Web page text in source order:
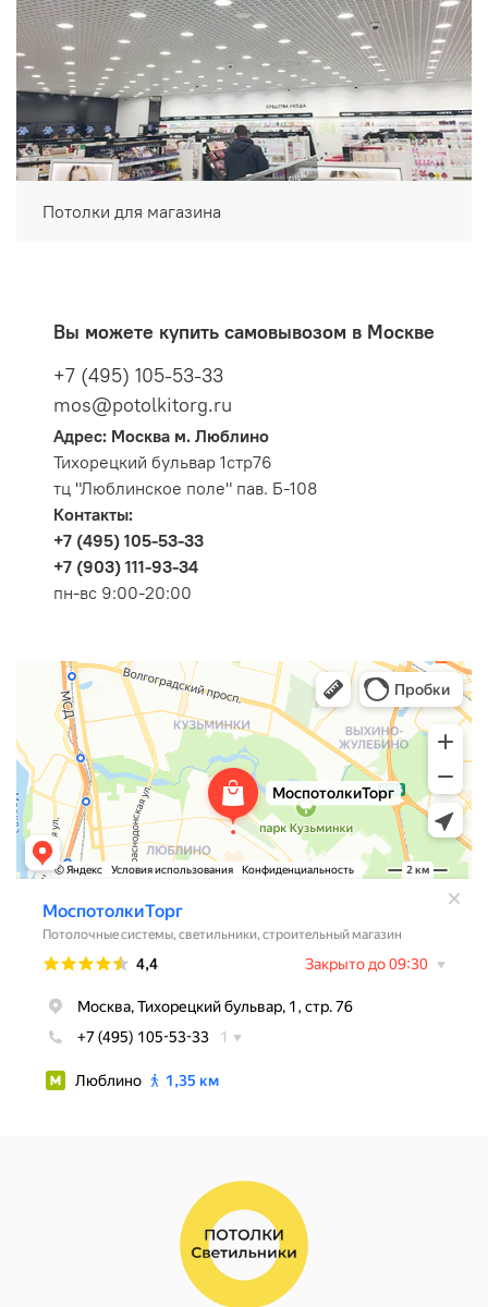
Потолки для магазина
Вы можете купить самовывозом в Москве
+7 (495) 105-53-33
mos@potolkitorg.ru
Адрес: Москва м. Люблино
Тихорецкий бульвар 1стр76
тц "Люблинское поле" пав. Б-108
Контакты:
+7 (495) 105-53-33
+7 (903) 111-93-34
пн-вс 9:00-20:00